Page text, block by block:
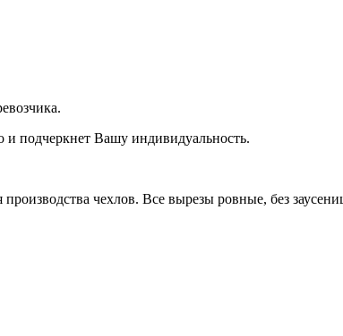
и подчеркнет Вашу индивидуальность.
чехлов. Все вырезы ровные, без